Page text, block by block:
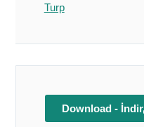
Turp
Download - İndir